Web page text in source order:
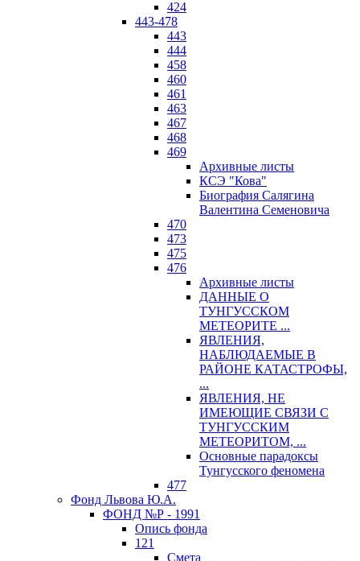
424
443-478
443
444
458
460
461
463
467
468
469
Архивные листы
КСЭ "Кова"
Биография Салягина
Валентина Семеновича
470
473
475
476
Архивные листы
ДАННЫЕ О
ТУНГУССКОМ
МЕТЕОРИТЕ ...
ЯВЛЕНИЯ,
НАБЛЮДАЕМЫЕ В
РАЙОНЕ КАТАСТРОФЫ,
...
ЯВЛЕНИЯ, НЕ
ИМЕЮЩИЕ СВЯЗИ С
ТУНГУССКИМ
МЕТЕОРИТОМ, ...
Основные парадоксы
Тунгусского феномена
477
Фонд Львова Ю.А.
ФОНД №Р - 1991
Опись фонда
121
Смета